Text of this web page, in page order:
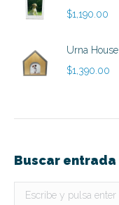
$1,190.00
Urna House
$1,390.00
Buscar entrada
Buscar: